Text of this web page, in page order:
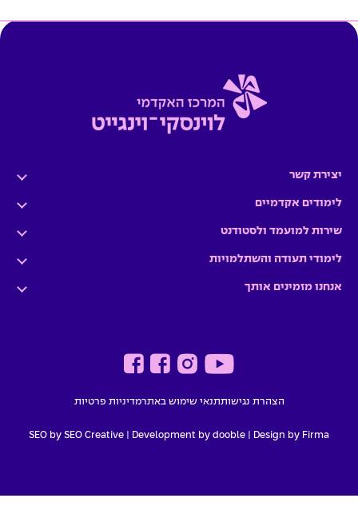
יצירת קשר
לימודים אקדמיים
שירות למועמד ולסטודנט
לימודי תעודה והשתלמויות
אנחנו מזמינים אותך
הצהרת נגישותתנאי שימוש באתרמדיניות פרטיות
Design by Firma |
Development by dooble
SEO by SEO Creative